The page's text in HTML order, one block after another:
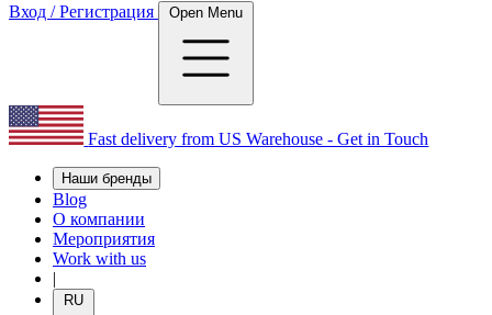
Вход / Регистрация Open Menu
Fast delivery from US Warehouse - Get in Touch
Наши бренды
Blog
О компании
Мероприятия
Work with us
|
RU